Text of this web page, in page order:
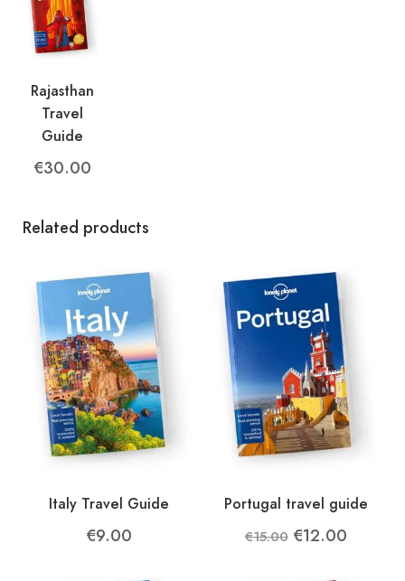
Rajasthan
Travel
Guide
€30.00
Related products
Italy Travel Guide
€9.00
Portugal travel guide
€15.00 Original
€12.00Current